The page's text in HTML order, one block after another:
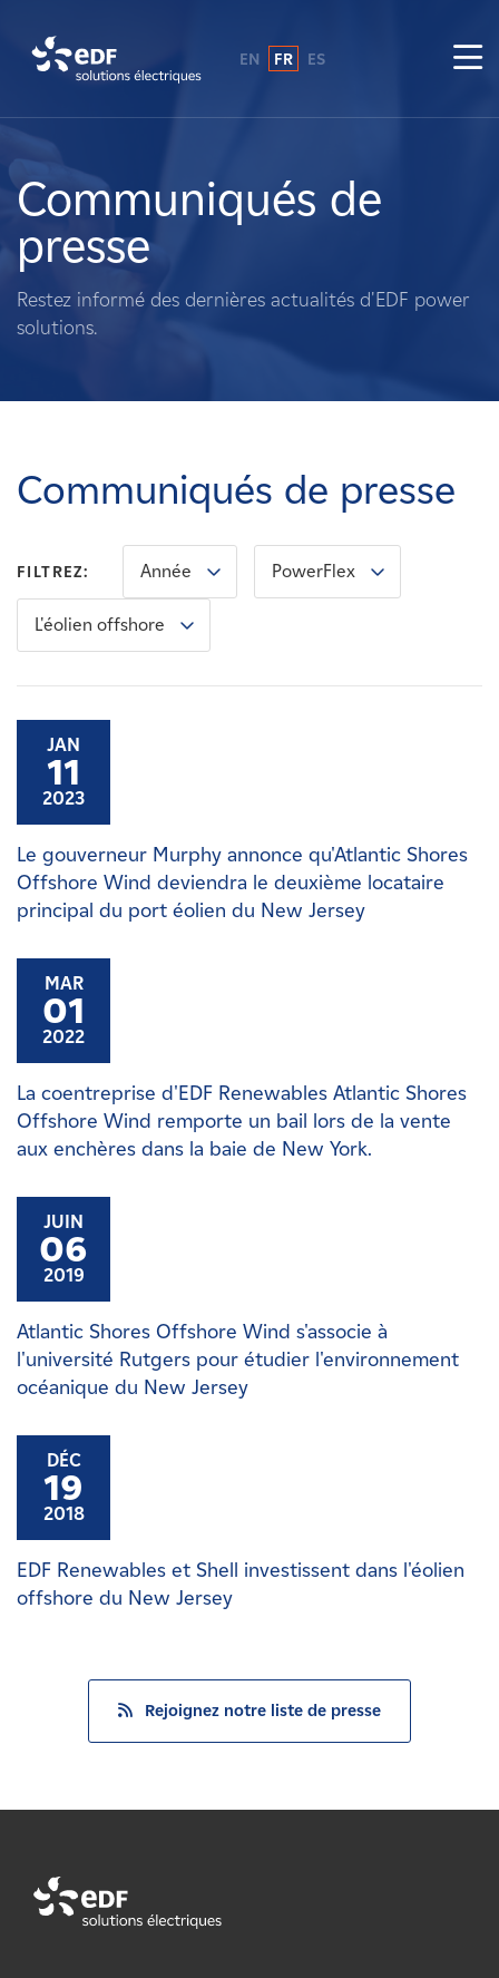
A propos de nous
Ce que nous faisons
Propriétaires fonciers
Carrières
Nouvelles
Contactez-nous
EN FR ES
Communiqués de
presse
Restez informé des dernières actualités d'EDF power
solutions.
Communiqués de presse
FILTREZ: Année PowerFlex
L'éolien offshore
JAN
11
2023
Le gouverneur Murphy annonce qu'Atlantic Shores
Offshore Wind deviendra le deuxième locataire
principal du port éolien du New Jersey
MAR
01
2022
La coentreprise d'EDF Renewables Atlantic Shores
Offshore Wind remporte un bail lors de la vente
aux enchères dans la baie de New York.
JUIN
06
2019
Atlantic Shores Offshore Wind s'associe à
l'université Rutgers pour étudier l'environnement
océanique du New Jersey
DÉC
19
2018
EDF Renewables et Shell investissent dans l'éolien
offshore du New Jersey
Rejoignez notre liste de presse